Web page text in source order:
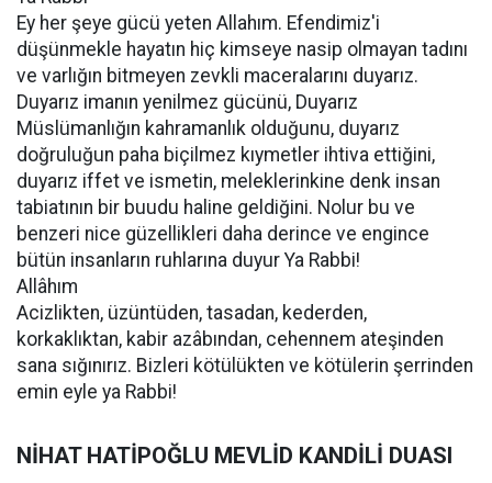
Ey her şeye gücü yeten Allahım. Efendimiz'i
düşünmekle hayatın hiç kimseye nasip olmayan tadını
ve varlığın bitmeyen zevkli maceralarını duyarız.
Duyarız imanın yenilmez gücünü, Duyarız
Müslümanlığın kahramanlık olduğunu, duyarız
doğruluğun paha biçilmez kıymetler ihtiva ettiğini,
duyarız iffet ve ismetin, meleklerinkine denk insan
tabiatının bir buudu haline geldiğini. Nolur bu ve
benzeri nice güzellikleri daha derince ve engince
bütün insanların ruhlarına duyur Ya Rabbi!
Allâhım
Acizlikten, üzüntüden, tasadan, kederden,
korkaklıktan, kabir azâbından, cehennem ateşinden
sana sığınırız. Bizleri kötülükten ve kötülerin şerrinden
emin eyle ya Rabbi!
NİHAT HATİPOĞLU MEVLİD KANDİLİ DUASI